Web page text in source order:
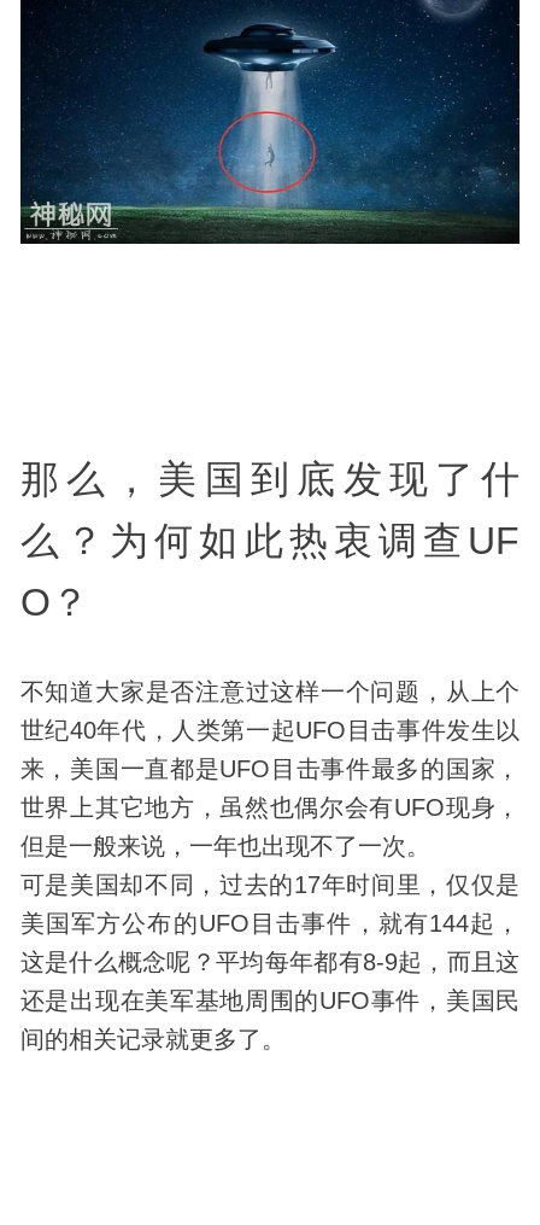
那么，美国到底 发现 了什
么？为何如此热衷调查UF
O？
不知道大家是否注意过这样一个问题，从上个
世纪40年代，人类第一起UFO目击事件发生以
来，美国一直都是UFO目击事件最多的国家，
世界上其它地方，虽然也偶尔会有UFO现身，
但是一般来说，一年也出现不了一次。
可是美国却不同，过去的17年时间里，仅仅是
美国军方公布的UFO目击事件，就有144起，
这是什么概念呢？平均每年都有8-9起，而且这
还是出现在美军基地周围的UFO事件，美国民
间的相关记录就更多了。